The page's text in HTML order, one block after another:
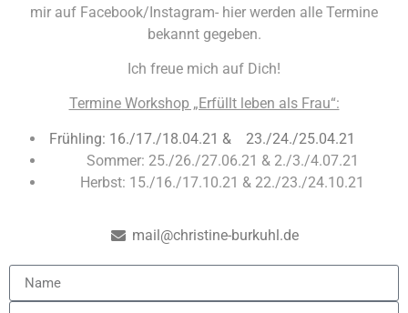
mir auf Facebook/Instagram- hier werden alle Termine
bekannt gegeben.
Ich freue mich auf Dich!
Termine Workshop „Erfüllt leben als Frau“:
Frühling: 16./17./18.04.21 & 23./24./25.04.21
Sommer: 25./26./27.06.21 & 2./3./4.07.21
Herbst: 15./16./17.10.21 & 22./23./24.10.21
mail@christine-burkuhl.de